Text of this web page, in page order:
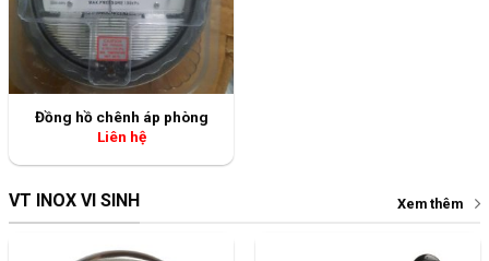
Đồng hồ chênh áp phòng
Liên hệ
VT INOX VI SINH Xem thêm